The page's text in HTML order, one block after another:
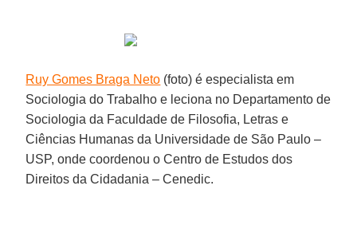
Ruy Gomes Braga Neto (foto) é especialista em
Sociologia do Trabalho e leciona no Departamento de
Sociologia da Faculdade de Filosofia, Letras e
Ciências Humanas da Universidade de São Paulo –
USP, onde coordenou o Centro de Estudos dos
Direitos da Cidadania – Cenedic.